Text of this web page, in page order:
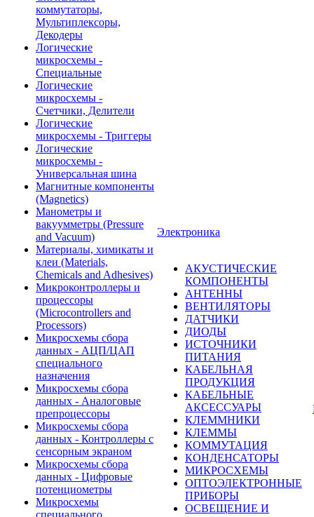
коммутаторы,
Мультиплексоры,
Декодеры
Логические
микросхемы -
Специальные
Логические
микросхемы -
Счетчики, Делители
Логические
микросхемы - Триггеры
Логические
микросхемы -
Универсальная шина
Магнитные компоненты
(Magnetics)
Манометры и
вакуумметры (Pressure
and Vacuum)
Материалы, химикаты и
клеи (Materials,
Chemicals and Adhesives)
Микроконтроллеры и
процессоры
(Microcontrollers and
Processors)
Микросхемы сбора
данных - АЦП/ЦАП
специального
назначения
Микросхемы сбора
данных - Аналоговые
препроцессоры
Микросхемы сбора
данных - Контроллеры с
сенсорным экраном
Микросхемы сбора
данных - Цифровые
потенциометры
Микросхемы
специального
Электроника
АКУСТИЧЕСКИЕ
КОМПОНЕНТЫ
АНТЕННЫ
ВЕНТИЛЯТОРЫ
ДАТЧИКИ
ДИОДЫ
ИСТОЧНИКИ
ПИТАНИЯ
КАБЕЛЬНАЯ
ПРОДУКЦИЯ
КАБЕЛЬНЫЕ
АКСЕССУАРЫ
КЛЕММНИКИ
КЛЕММЫ
КОММУТАЦИЯ
КОНДЕНСАТОРЫ
МИКРОСХЕМЫ
ОПТОЭЛЕКТРОННЫЕ
ПРИБОРЫ
ОСВЕЩЕНИЕ И